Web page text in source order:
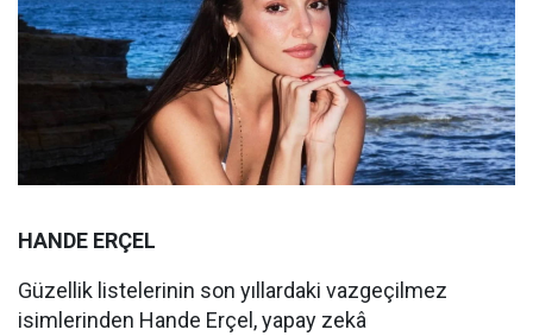
HANDE ERÇEL
Güzellik listelerinin son yıllardaki vazgeçilmez
isimlerinden Hande Erçel, yapay zekâ